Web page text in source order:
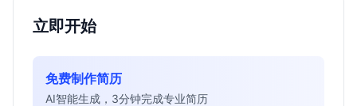
立即开始
免费制作简历
AI智能生成，3分钟完成专业简历